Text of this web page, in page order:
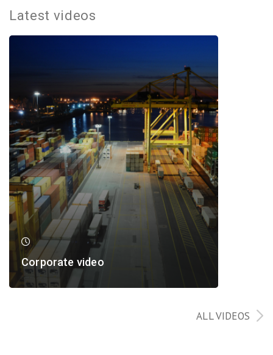
Latest videos
Corporate video
ALL VIDEOS